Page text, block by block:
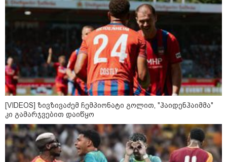
„ნაციონალური მოძრაობა“ -
სიმბოლურია, რომ კობახიძის
მოღალატეობრივი განცხადება
საქართველოს
თავისუფლებისთვის შეწირული
გმირების მემორიალზე გაკეთდა
[VIDEOS] ზივზივაძემ ჩემპიონატი გოლით, "ჰაიდენჰაიმმა"
კი გამარჯვებით დაიწყო